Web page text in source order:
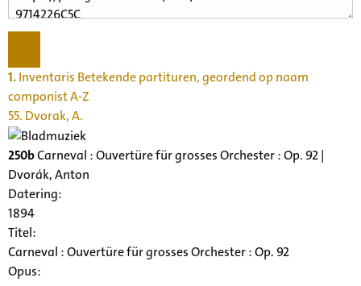
1.Inventaris Betekende partituren, geordend op naam
componist A-Z
55. Dvorak, A.
250bCarneval : Ouvertüre für grosses Orchester : Op. 92 |
Dvorák, Anton
Datering:
1894
Titel:
Carneval : Ouvertüre für grosses Orchester : Op. 92
Opus: